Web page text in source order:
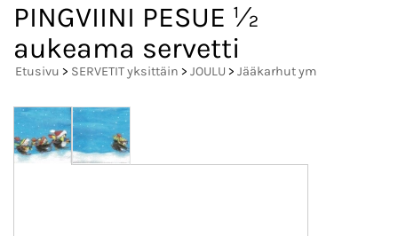
PINGVIINI PESUE ½
aukeama servetti
Etusivu > SERVETIT yksittäin > JOULU > Jääkarhut ym